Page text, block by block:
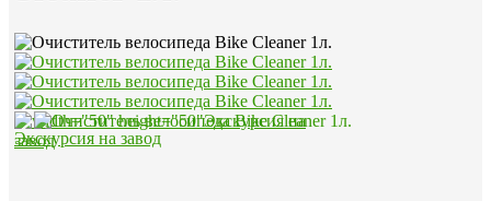
Экскурсия на завод